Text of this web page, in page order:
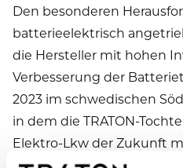
Den besonderen
batterieelektrisch
die Hersteller mit hohen
Verbesserung der
2023 im schwedischen
in dem die TRATON-
Elektro-Lkw der Zukunft
rund 100 Millionen Euro